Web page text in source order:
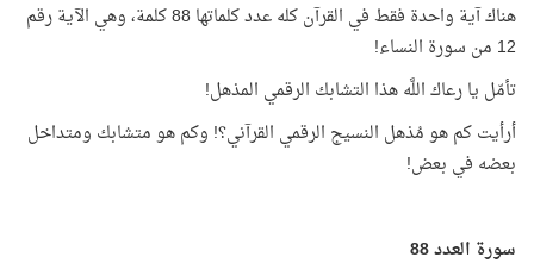
هناك آية واحدة فقط في القرآن كله عدد كلماتها 88 كلمة، وهي الآية رقم
12 من سورة النساء!
تأمّل يا رعاك اللَّه هذا التشابك الرقمي المذهل!
أرأيت كم هو مُذهل النسيج الرقمي القرآني؟! وكم هو متشابك ومتداخل
بعضه في بعض!
سورة العدد 88